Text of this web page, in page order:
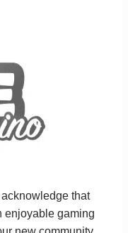
acknowledge that
enjoyable gaming